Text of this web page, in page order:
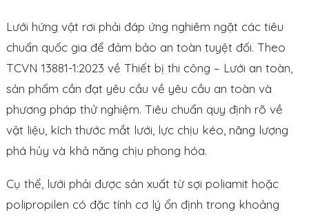
Lưới hứng vật rơi phải đáp ứng nghiêm ngặt các tiêu
chuẩn quốc gia để đảm bảo an toàn tuyệt đối. Theo
TCVN 13881-1:2023 về Thiết bị thi công – Lưới an toàn,
sản phẩm cần đạt yêu cầu về yêu cầu an toàn và
phương pháp thử nghiệm. Tiêu chuẩn quy định rõ về
vật liệu, kích thước mắt lưới, lực chịu kéo, năng lượng
phá hủy và khả năng chịu phong hóa.
Cụ thể, lưới phải được sản xuất từ sợi poliamit hoặc
polipropilen có đặc tính cơ lý ổn định trong khoảng